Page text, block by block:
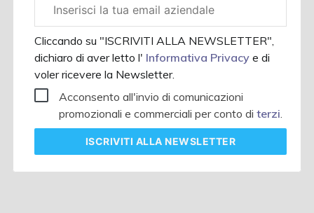
aziendale
Cliccando su "ISCRIVITI ALLA NEWSLETTER",
dichiaro di aver letto l' Informativa Privacye di
voler ricevere la Newsletter.
Acconsento all'invio di comunicazioni
promozionali e commerciali per conto diterzi.
ISCRIVITI ALLA NEWSLETTER